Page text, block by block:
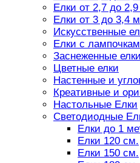
Елки от 2,7 до
Елки от 3 до 3,4
Искусственные
Елки с
Заснеженные елки
Цветные елки
Настенные и
Креативные и
Настольные Елки
Светодиодные
Елки до 1
Елки 120 см.
Елки 150 см.